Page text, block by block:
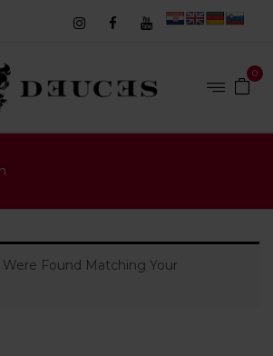
0
Found Matching Your